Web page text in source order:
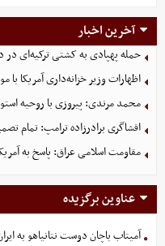
آخرین اخبار
حمله پهپادی به کشتی ترکیه‌ای در
اظهارات وزیر خزانه‌داری آمریکا
محمد مرندی: پیروزی با روحیه
افشاگری برادرزاده ترامپ: تمام
مقاومت اسلامی عراق: پاسخ به
عناوین برگزیده
آمیتاب باچان دوست نتانیاهو به